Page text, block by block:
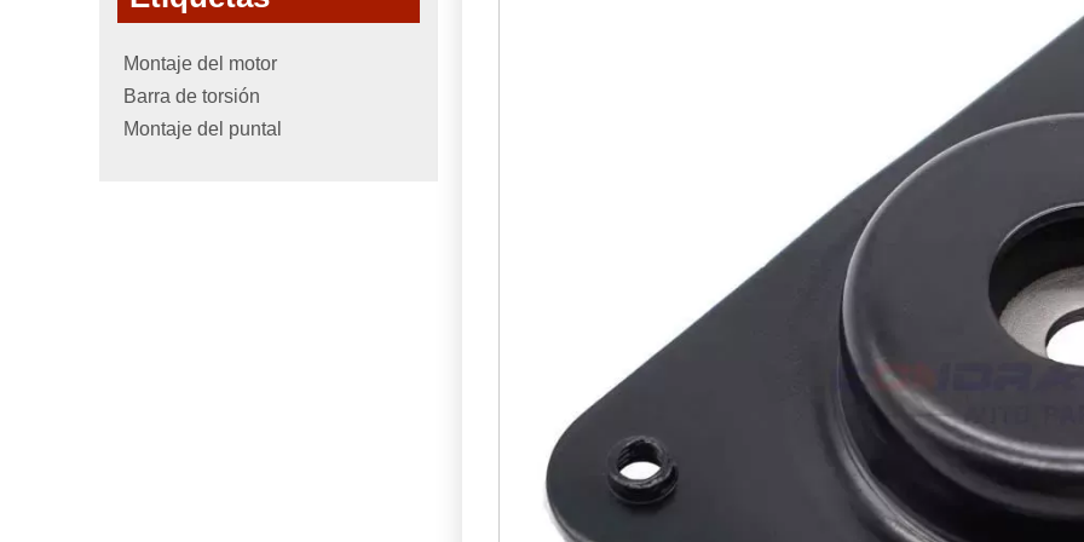
Montaje del motor
Barra de torsión
Montaje del puntal